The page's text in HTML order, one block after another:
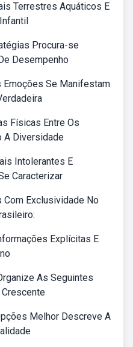
Terrestres Aquáticos E
Procura-se
Desempenho
Emoções Se Manifestam
Físicas Entre Os
A Diversidade
Intolerantes E
Caracterizar
Com Exclusividade No
Explícitas E
As Seguintes
Melhor Descreve A